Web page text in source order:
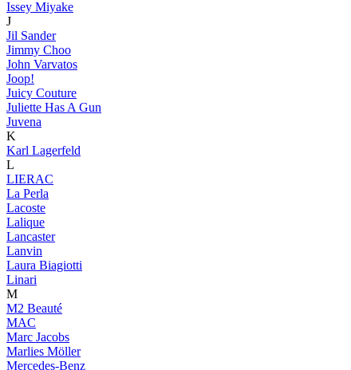
Issey Miyake
J
Jil Sander
Jimmy Choo
John Varvatos
Joop!
Juicy Couture
Juliette Has A Gun
Juvena
K
Karl Lagerfeld
L
LIERAC
La Perla
Lacoste
Lalique
Lancaster
Lanvin
Laura Biagiotti
Linari
M
M2 Beauté
MAC
Marc Jacobs
Marlies Möller
Mercedes-Benz